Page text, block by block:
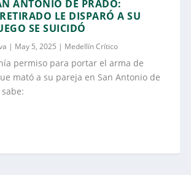
ANTONIO DE PRADO:
LE DISPARÓ A SU
SE SUICIDÓ
| May 5, 2025 | Medellín Crítico
permiso para portar el arma de
mató a su pareja en San Antonio de